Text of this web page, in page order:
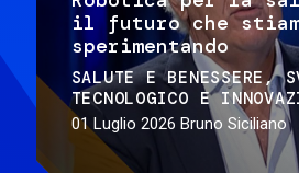
il futuro che
sperimentando
SALUTE E BENESSERE
TECNOLOGICO E
01 Luglio 2026 Bruno Siciliano